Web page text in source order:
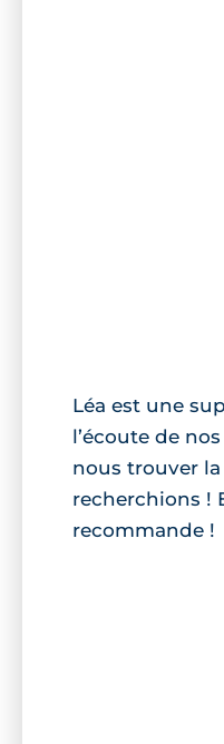
Léa est une
l’écoute de
nous trouver
recherchions !
recommande !